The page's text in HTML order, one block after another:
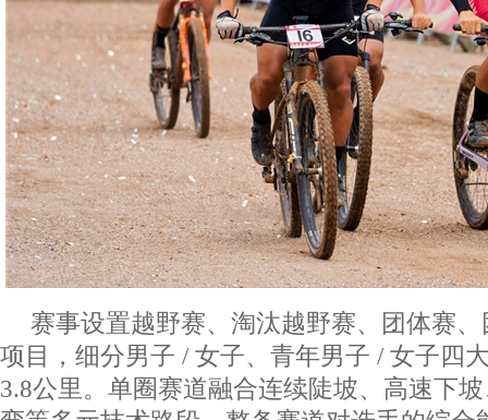
赛事设置越野赛、淘汰越野赛、团体赛
项目，细分男子 / 女子、青年男子 / 女子四
3.8公里。单圈赛道融合连续陡坡、高速下